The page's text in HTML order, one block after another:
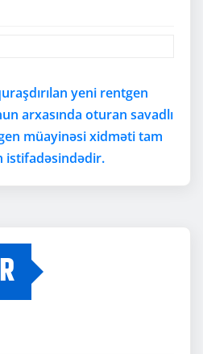
yeni rentgen
arxasında oturan savadlı
müayinəsi xidməti tam
istifadəsindədir.